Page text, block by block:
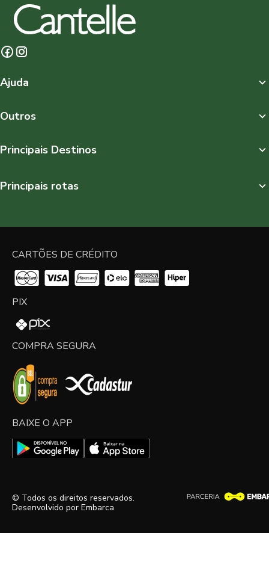
Ajuda
Outros
Principais Destinos
Principais rotas
CARTÕES DE CRÉDITO
PIX
COMPRA SEGURA
BAIXE O APP
© Todos os direitos reservados.
Desenvolvido por Embarca